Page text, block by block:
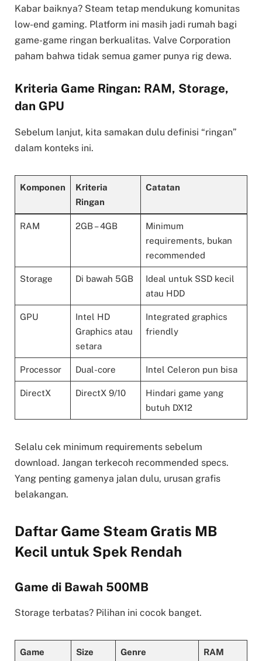
Kabar baiknya? Steam tetap mendukung komunitas
low-end gaming. Platform ini masih jadi rumah bagi
game-game ringan berkualitas. Valve Corporation
paham bahwa tidak semua gamer punya rig dewa.
Kriteria Game Ringan: RAM, Storage,
dan GPU
Sebelum lanjut, kita samakan dulu definisi “ringan”
dalam konteks ini.
Komponen
Kriteria
Ringan
Catatan
RAM 2GB – 4GB
Minimum
requirements, bukan
recommended
Storage Di bawah 5GB
Ideal untuk SSD kecil
atau HDD
GPU
Intel HD
Graphics atau
setara
Integrated graphics
friendly
Processor Dual-core Intel Celeron pun bisa
DirectX DirectX 9/10
Hindari game yang
butuh DX12
Selalu cek minimum requirements sebelum
download. Jangan terkecoh recommended specs.
Yang penting gamenya jalan dulu, urusan grafis
belakangan.
Daftar Game Steam Gratis MB
Kecil untuk Spek Rendah
Game di Bawah 500MB
Storage terbatas? Pilihan ini cocok banget.
Game Size Genre
RAM